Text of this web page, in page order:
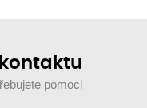
pomoci